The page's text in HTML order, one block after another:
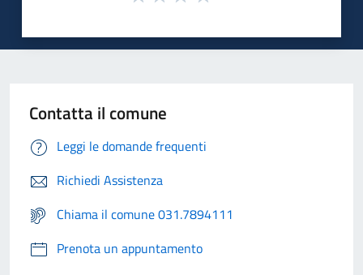
Contatta il comune
Leggi le domande frequenti
Richiedi Assistenza
Chiama il comune 031.7894111
Prenota un appuntamento